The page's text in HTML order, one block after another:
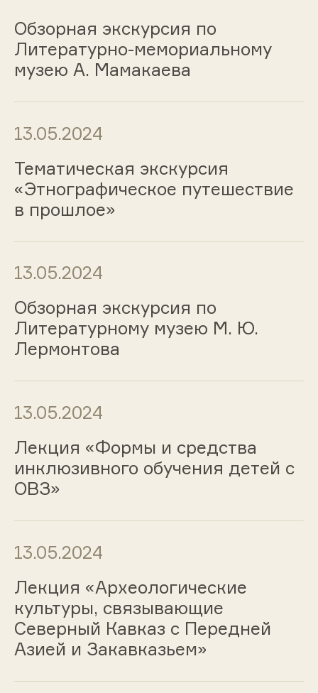
Обзорная экскурсия по
Литературно-мемориальному
музею А. Мамакаева
13.05.2024
Тематическая экскурсия
«Этнографическое путешествие
в прошлое»
13.05.2024
Обзорная экскурсия по
Литературному музею М. Ю.
Лермонтова
13.05.2024
Лекция «Формы и средства
инклюзивного обучения детей с
ОВЗ»
13.05.2024
Лекция «Археологические
культуры, связывающие
Северный Кавказ с Передней
Азией и Закавказьем»